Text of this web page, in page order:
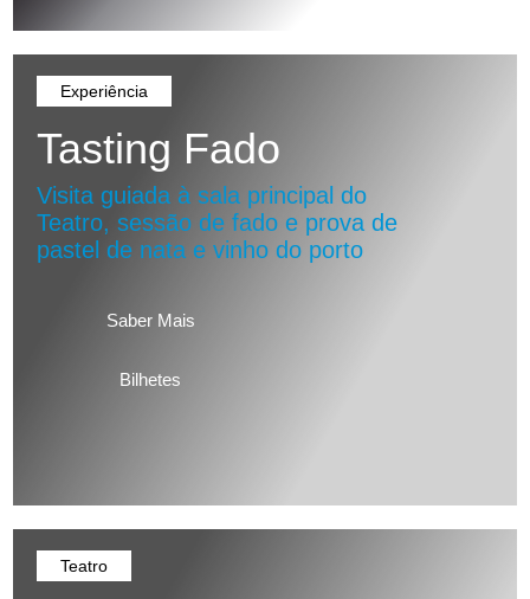
Experiência
Tasting Fado
Visita guiada à sala principal do
Teatro, sessão de fado e prova de
pastel de nata e vinho do porto
Saber Mais
Bilhetes
Teatro